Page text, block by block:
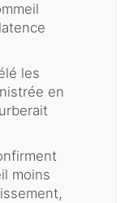
les
en
moins